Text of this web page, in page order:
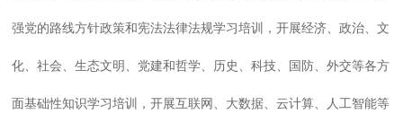
强党的路线方针政策和宪法法律法规学习培训，开展经济、政治、文
化、社会、生态文明、党建和哲学、历史、科技、国防、外交等各方
面基础性知识学习培训，开展互联网、大数据、云计算、人工智能等